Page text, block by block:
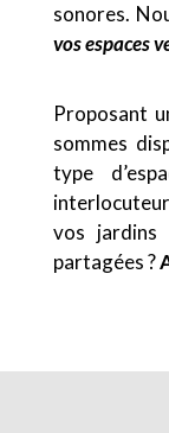
sonores.
vos espaces
Proposant
sommes
type
vos jardins
partagées ?